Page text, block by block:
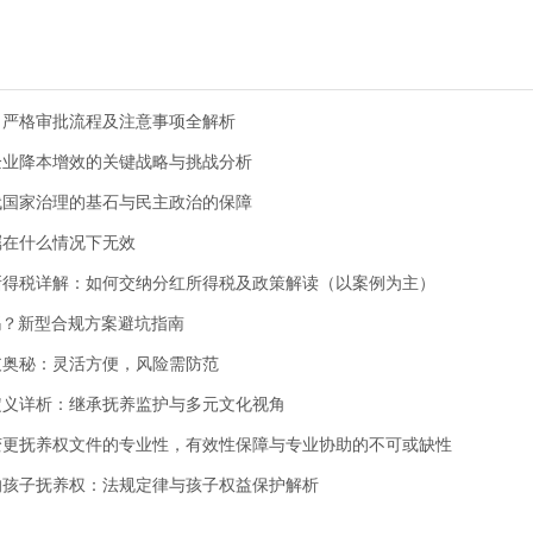
格审批流程及注意事项全解析
降本增效的关键战略与挑战分析
家治理的基石与民主政治的保障
什么情况下无效
税详解：如何交纳分红所得税及政策解读（以案例为主）
新型合规方案避坑指南
秘：灵活方便，风险需防范
详析：继承抚养监护与多元文化视角
更抚养权文件的专业性，有效性保障与专业协助的不可或缺性
孩子抚养权：法规定律与孩子权益保护解析